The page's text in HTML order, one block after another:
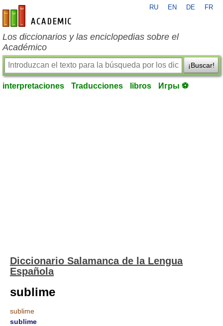
es-academic.com
RU EN DE FR
Los diccionarios y las enciclopedias sobre el
Académico
¡Buscar!
interpretaciones Traducciones libros Игры ⚽
Diccionario Salamanca de la Lengua
Española
sublime
sublime
sublime